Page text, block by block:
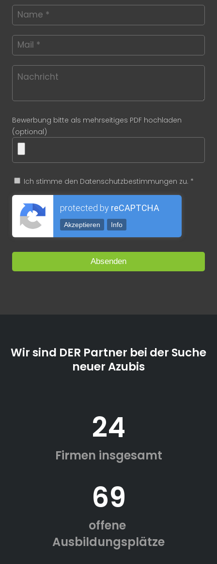
Bewerbung bitte als mehrseitiges PDF hochladen
(optional)
Ich stimme den Datenschutzbestimmungen zu. *
protected by reCAPTCHA
Akzeptieren Info
Wir sind DER Partner bei der Suche
neuer Azubis
24
Firmen insgesamt
69
offene
Ausbildungsplätze